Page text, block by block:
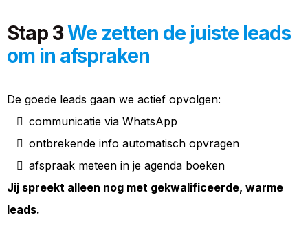
Stap 3We zetten de juiste leads
om in afspraken
De goede leads gaan we actief opvolgen:
communicatie via WhatsApp
ontbrekende info automatisch opvragen
afspraak meteen in je agenda boeken
Jij spreekt alleen nog met gekwalificeerde, warme
leads.